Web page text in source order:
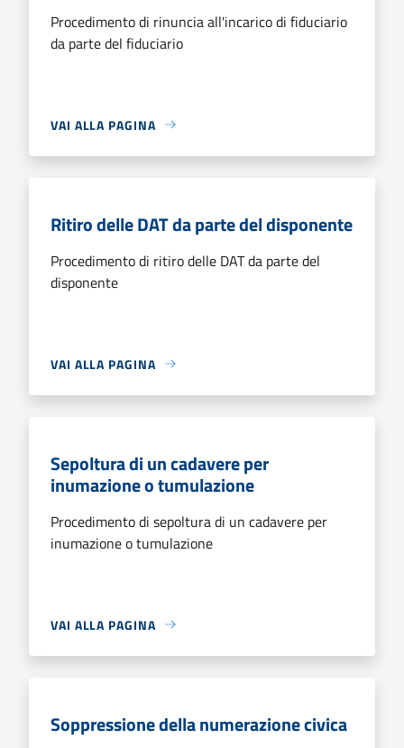
Procedimento di rinuncia all'incarico di fiduciario
da parte del fiduciario
VAI ALLA PAGINA
Ritiro delle DAT da parte del disponente
Procedimento di ritiro delle DAT da parte del
disponente
VAI ALLA PAGINA
Sepoltura di un cadavere per
inumazione o tumulazione
Procedimento di sepoltura di un cadavere per
inumazione o tumulazione
VAI ALLA PAGINA
Soppressione della numerazione civica